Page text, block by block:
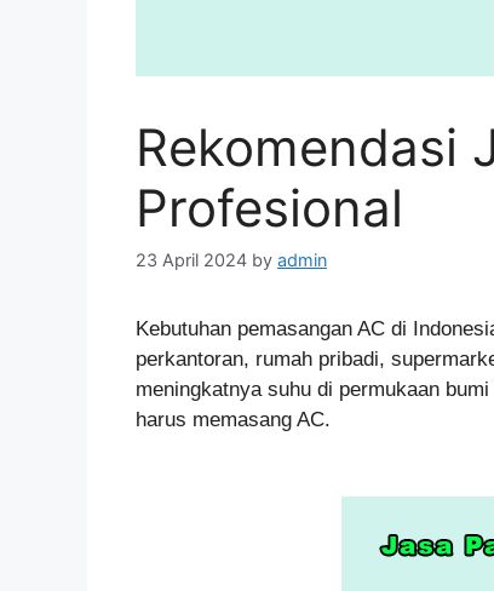
Rekomendasi
Profesional
23 April 2024 by admin
Kebutuhan pemasangan AC di
perkantoran, rumah pribadi,
meningkatnya suhu di permukaan
harus memasang AC.